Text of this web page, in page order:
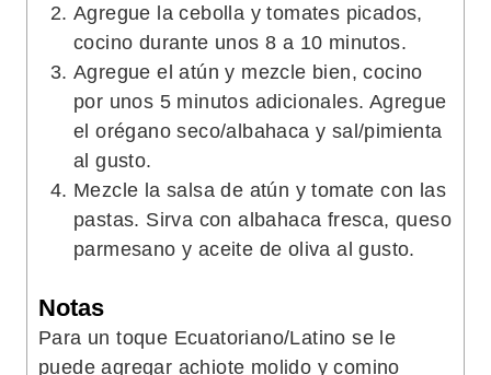
Agregue la cebolla y tomates picados,
cocino durante unos 8 a 10 minutos.
Agregue el atún y mezcle bien, cocino
por unos 5 minutos adicionales. Agregue
el orégano seco/albahaca y sal/pimienta
al gusto.
Mezcle la salsa de atún y tomate con las
pastas. Sirva con albahaca fresca, queso
parmesano y aceite de oliva al gusto.
Notas
Para un toque Ecuatoriano/Latino se le
puede agregar achiote molido y comino